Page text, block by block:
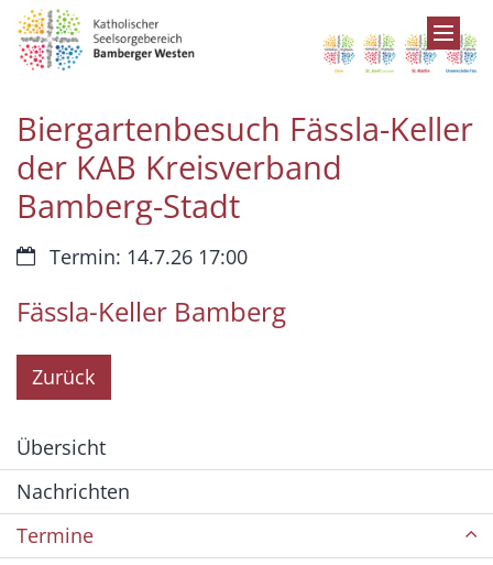
Zum Inhalt springen
Biergartenbesuch Fässla-Keller
der KAB Kreisverband
Bamberg-Stadt
Datum:Termin: 14.7.26 17:00
Fässla-Keller Bamberg
Zurück
Übersicht
Nachrichten
Termine